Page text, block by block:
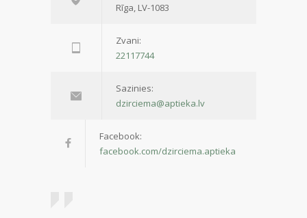
Rīga, LV-1083
Zvani:
22117744
Sazinies:
dzirciema@aptieka.lv
Facebook:
facebook.com/dzirciema.aptieka